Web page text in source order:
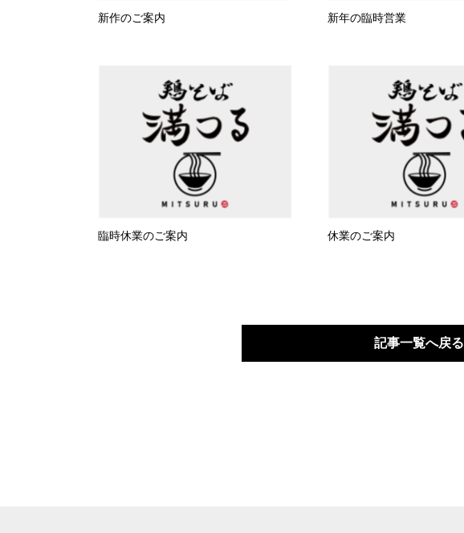
新作のご案内 新年の臨時営業
臨時休業のご案内 休業のご案内
記事一覧へ戻る